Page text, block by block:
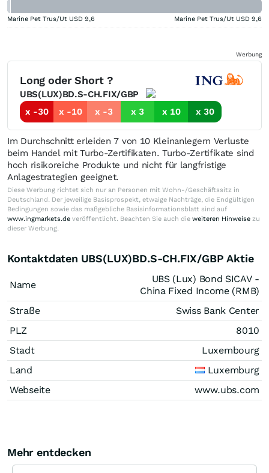
Marine Pet Trus/Ut USD 9,6 Marine Pet Trus/Ut USD 9,6
Werbung
Long oder Short ?
UBS(LUX)BD.S-CH.FIX/GBP
x -30
x -10 x -3 x 3 x 10 x 30
Im Durchschnitt erleiden 7 von 10 Kleinanlegern Verluste
beim Handel mit Turbo-Zertifikaten. Turbo-Zertifikate sind
hoch risikoreiche Produkte und nicht für langfristige
Anlagestrategien geeignet.
Diese Werbung richtet sich nur an Personen mit Wohn-/Geschäftssitz in
Deutschland. Der jeweilige Basisprospekt, etwaige Nachträge, die Endgültigen
Bedingungen sowie das maßgebliche Basisinformationsblatt sind auf
www.ingmarkets.de veröffentlicht. Beachten Sie auch die weiteren Hinweise zu
dieser Werbung.
Kontaktdaten UBS(LUX)BD.S-CH.FIX/GBP Aktie
Name
UBS (Lux) Bond SICAV -
China Fixed Income (RMB)
Straße
Swiss Bank Center
PLZ
8010
Stadt
Luxembourg
Land
Luxemburg
Webseite
www.ubs.com
Mehr entdecken